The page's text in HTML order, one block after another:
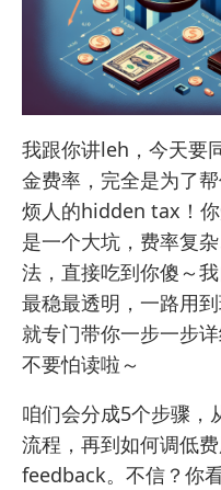
我跟你讲leh，今天要
金费率，完全是为了
烦人的hidden tax！
是一个大坑，费率复
法，直接吃到你傻～
最稳最透明，一路用
就专门带你一步一步
不要怕读啦～
咱们会分成5个步骤，
流程，再到如何调低
feedback。不信？你